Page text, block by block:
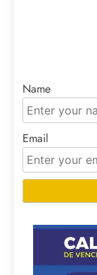
Name
Email